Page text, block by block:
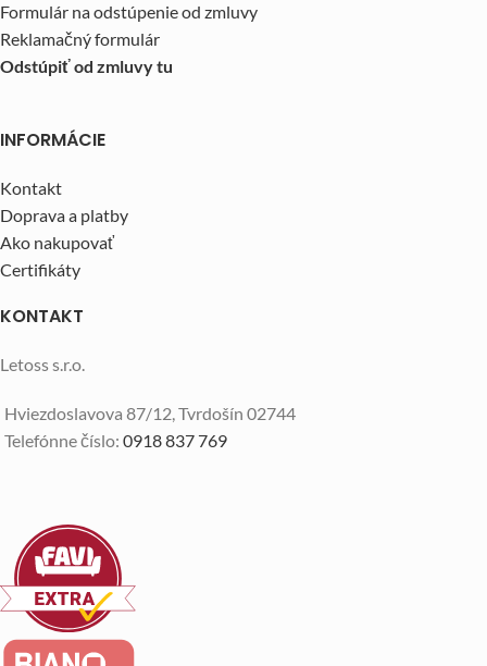
Formulár na odstúpenie od zmluvy
Reklamačný formulár
Odstúpiť od zmluvy tu
INFORMÁCIE
Kontakt
Doprava a platby
Ako nakupovať
Certifikáty
KONTAKT
Letoss s.r.o.
Hviezdoslavova 87/12, Tvrdošín 02744
Telefónne číslo: 0918 837 769